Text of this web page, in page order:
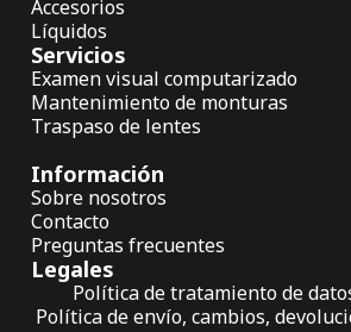
Accesorios
Líquidos
Servicios
Examen visual computarizado
Mantenimiento de monturas
Traspaso de lentes
Información
Sobre nosotros
Contacto
Preguntas frecuentes
Legales
Política de tratamiento de
Política de envío, cambios,